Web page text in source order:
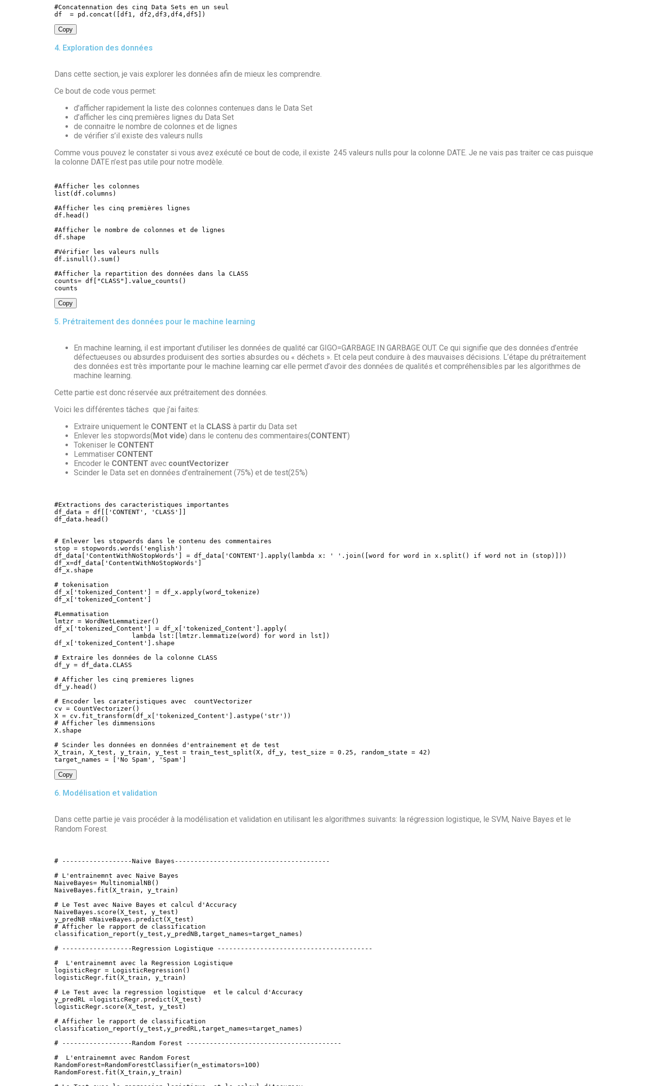
#Concatennation des cinq Data Sets en un seul
df = pd . concat ( df1 , df2 , df3 , df4 , df5 )
Copy
4. Exploration des données
Dans cette section, je vais explorer les données afin de mieux les comprendre.
Ce bout de code vous permet:
d’afficher rapidement la liste des colonnes contenues dans le Data Set
d’afficher les cinq premières lignes du Data Set
de connaitre le nombre de colonnes et de lignes
de vérifier s’il existe des valeurs nulls
Comme vous pouvez le constater si vous avez exécuté ce bout de code, il existe 245 valeurs nulls pour la colonne DATE. Je ne vais pas traiter ce cas puisque
la colonne DATE n’est pas utile pour notre modèle.
list ( df . columns )
#Afficher les cinq premières lignes
df . head ( )
#Afficher le nombre de colonnes et de lignes
df . shape
#Vérifier les valeurs nulls
df . isnull ( ) . sum( )
#Afficher la repartition des données dans la CLASS
counts= df "CLASS" . value_counts ( )
counts
Copy
5. Prétraitement des données pour le machine learning
En machine learning, il est important d’utiliser les données de qualité car GIGO=GARBAGE IN GARBAGE OUT. Ce qui signifie que des données d’entrée
défectueuses ou absurdes produisent des sorties absurdes ou « déchets ». Et cela peut conduire à des mauvaises décisions. L’étape du prétraitement
des données est très importante pour le machine learning car elle permet d’avoir des données de qualités et compréhensibles par les algorithmes de
machine learning.
Cette partie est donc réservée aux prétraitement des données.
Voici les différentes tâches que j’ai faites:
Extraire uniquement le CONTENT et la CLASS à partir du Data set
Enlever les stopwords(Mot vide) dans le contenu des commentaires(CONTENT)
Tokeniser le CONTENT
Lemmatiser CONTENT
Encoder le CONTENT avec countVectorizer
Scinder le Data set en données d’entraînement (75%) et de test(25%)
#Extractions des caracteristiques importantes
df_data = df 'CONTENT' , 'CLASS'
df_data . head ( )
# Enlever les stopwords dans le contenu des commentaires
stop = stopwords . words ( 'english' )
df_data
'ContentWithNoStopWords' = df_data 'CONTENT' . apply( lambda x : ' ' . join ( word for word in x . split ( ) if word not in ( stop ) ) )
df_x=df_data 'ContentWithNoStopWords'
df_x . shape
# tokenisation
df_x
'tokenized_Content' = df_x . apply( word_tokenize )
df_x
'tokenized_Content'
#Lemmatisation
lmtzr = WordNetLemmatizer( )
df_x
'tokenized_Content' = df_x 'tokenized_Content' . apply(
lambda lst : lmtzr . lemmatize ( word ) for word in lst
)
df_x
'tokenized_Content' . shape
# Extraire les données de la colonne CLASS
df_y = df_data . CLASS
# Afficher les cinq premieres lignes
df_y . head ( )
# Encoder les carateristiques avec  countVectorizer
cv = CountVectorizer( )
X = cv . fit_transform( df_x 'tokenized_Content' . astype ( 'str' ) )
# Afficher les dimmensions
X . shape
# Scinder les données en données d'entrainement et de test
X_train , X_test , y_train , y_test = train_test_split ( X , df_y , test_size = 0.25 , random_state = 42 )
target_names = 'No Spam' , 'Spam'
Copy
6. Modélisation et validation
Dans cette partie je vais procéder à la modélisation et validation en utilisant les algorithmes suivants: la régression logistique, le SVM, Naive Bayes et le
Random Forest.
# ------------------Naive Bayes----------------------------------------
# L'entrainemnt avec Naive Bayes
NaiveBayes= MultinomialNB( )
NaiveBayes . fit ( X_train , y_train )
# Le Test avec Naive Bayes et calcul d'Accuracy
NaiveBayes . score ( X_test , y_test )
y_predNB =NaiveBayes . predict ( X_test )
# Afficher le rapport de classification
classification_report ( y_test , y_predNB , target_names=target_names )
# ------------------Regression Logistique ----------------------------------------
#  L'entrainemnt avec la Regression Logistique
logisticRegr = LogisticRegression ( )
logisticRegr . fit ( X_train , y_train )
# Le Test avec la regression logistique  et le calcul d'Accuracy
y_predRL =logisticRegr . predict ( X_test )
logisticRegr . score ( X_test , y_test )
# Afficher le rapport de classification
classification_report ( y_test , y_predRL , target_names=target_names )
# ------------------Random Forest ----------------------------------------
#  L'entrainemnt avec Random Forest
RandomForest=RandomForestClassifier( n_estimators=100 )
RandomForest . fit ( X_train , y_train )